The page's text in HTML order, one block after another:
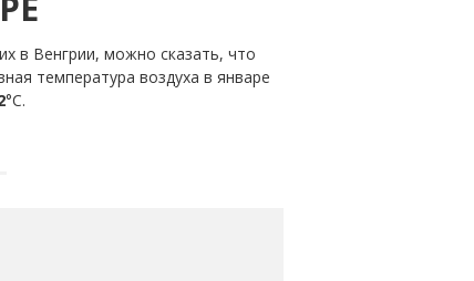
в Венгрии, можно сказать, что
температура воздуха в январе
°С.